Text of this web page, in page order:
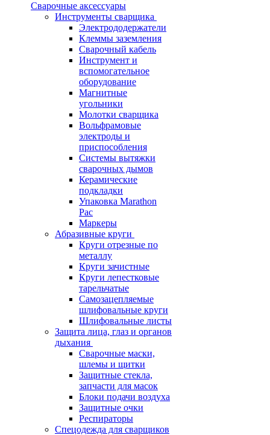
Сварочные аксессуары
Инструменты сварщика
Электрододержатели
Клеммы заземления
Сварочный кабель
Инструмент и
вспомогательное
оборудование
Магнитные
угольники
Молотки сварщика
Вольфрамовые
электроды и
приспособления
Системы вытяжки
сварочных дымов
Керамические
подкладки
Упаковка Marathon
Pac
Маркеры
Абразивные круги
Круги отрезные по
металлу
Круги зачистные
Круги лепестковые
тарельчатые
Самозацепляемые
шлифовальные круги
Шлифовальные листы
Защита лица, глаз и органов
дыхания
Сварочные маски,
шлемы и щитки
Защитные стекла,
запчасти для масок
Блоки подачи воздуха
Защитные очки
Респираторы
Спецодежда для сварщиков